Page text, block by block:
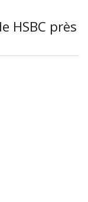
HSBC près